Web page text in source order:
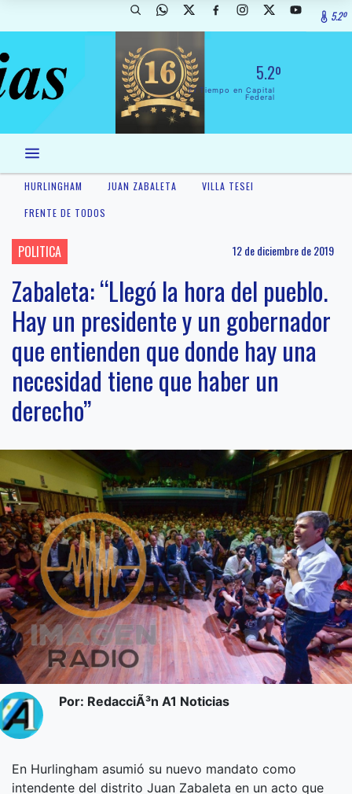
5.2º
5.2º
El Tiempo en Capital
Federal
HURLINGHAM JUAN ZABALETA
VILLA TESEI
FRENTE DE TODOS
POLITICA 12 de diciembre de 2019
Zabaleta: “Llegó la hora del pueblo.
Hay un presidente y un gobernador
que entienden que donde hay una
necesidad tiene que haber un
derecho”
Por: RedacciÃ³n A1 Noticias
En Hurlingham asumió su nuevo mandato como
intendente del distrito Juan Zabaleta en un acto que